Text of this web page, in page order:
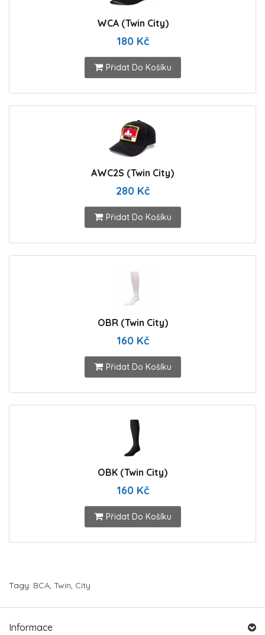
WCA (Twin City)
180 Kč
Přidat Do Košíku
AWC2S (Twin City)
280 Kč
Přidat Do Košíku
OBR (Twin City)
160 Kč
Přidat Do Košíku
OBK (Twin City)
160 Kč
Přidat Do Košíku
Tagy: BCA, Twin, City
Informace